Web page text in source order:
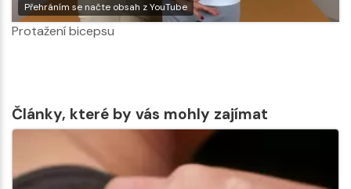
Přehráním se načte obsah z YouTube
Protažení bicepsu
Články, které by vás mohly zajímat